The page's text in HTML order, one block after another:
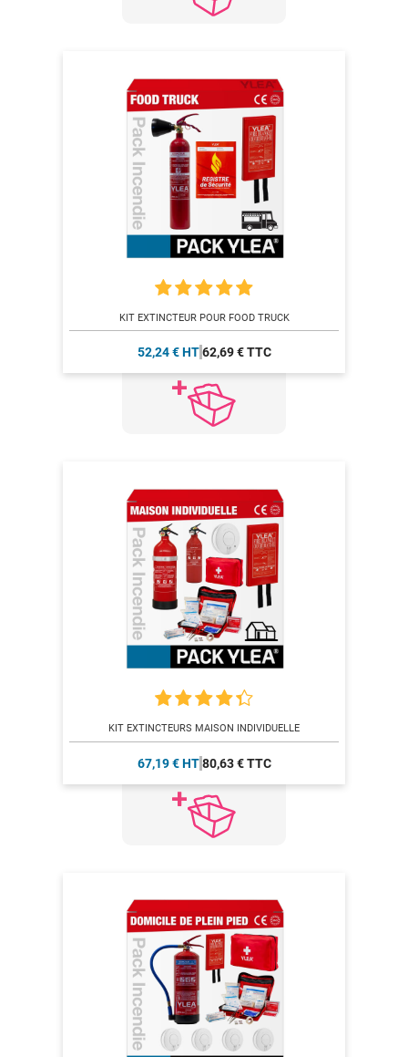
KIT EXTINCTEUR POUR FOOD TRUCK
52,24 € HT 62,69 € TTC
KIT EXTINCTEURS MAISON INDIVIDUELLE
67,19 € HT 80,63 € TTC